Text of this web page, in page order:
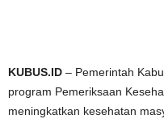
KUBUS.ID – Pemerintah
program Pemeriksaan
meningkatkan kesehatan